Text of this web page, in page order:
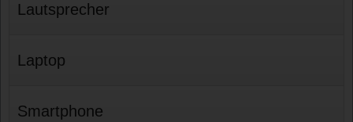
Lautsprecher
Laptop
Smartphone